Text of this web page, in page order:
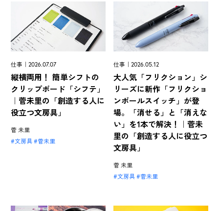
仕事｜2026.07.07
縦横両用！ 簡単シフトの
クリップボード「シフテ」
｜菅未里の「創造する人に
役立つ文房具」
菅 未里
文房具
菅未里
仕事｜2026.05.12
大人気「フリクション」シ
リーズに新作「フリクショ
ンボールスイッチ」が登
場。「消せる」と「消えな
い」を1本で解決！｜菅未
里の「創造する人に役立つ
文房具」
菅 未里
文房具
菅未里